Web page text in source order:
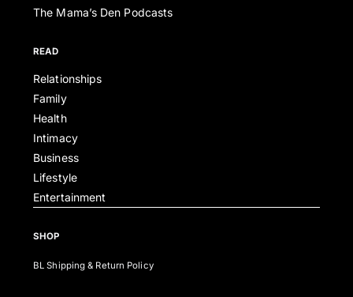
The Mama’s Den Podcasts
READ
Relationships
Family
Health
Intimacy
Business
Lifestyle
Entertainment
SHOP
BL Shipping & Return Policy